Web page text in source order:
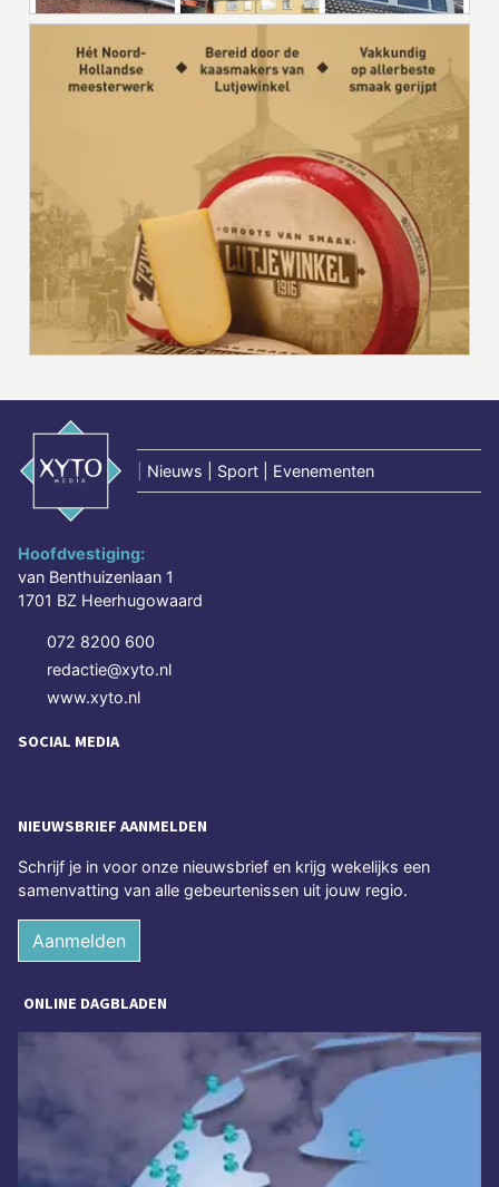
Nieuws | Sport | Evenementen
Hoofdvestiging:
van Benthuizenlaan 1
1701 BZ Heerhugowaard
072 8200 600
redactie@xyto.nl
www.xyto.nl
SOCIAL MEDIA
NIEUWSBRIEF AANMELDEN
Schrijf je in voor onze nieuwsbrief en krijg wekelijks een
samenvatting van alle gebeurtenissen uit jouw regio.
Aanmelden
ONLINE DAGBLADEN